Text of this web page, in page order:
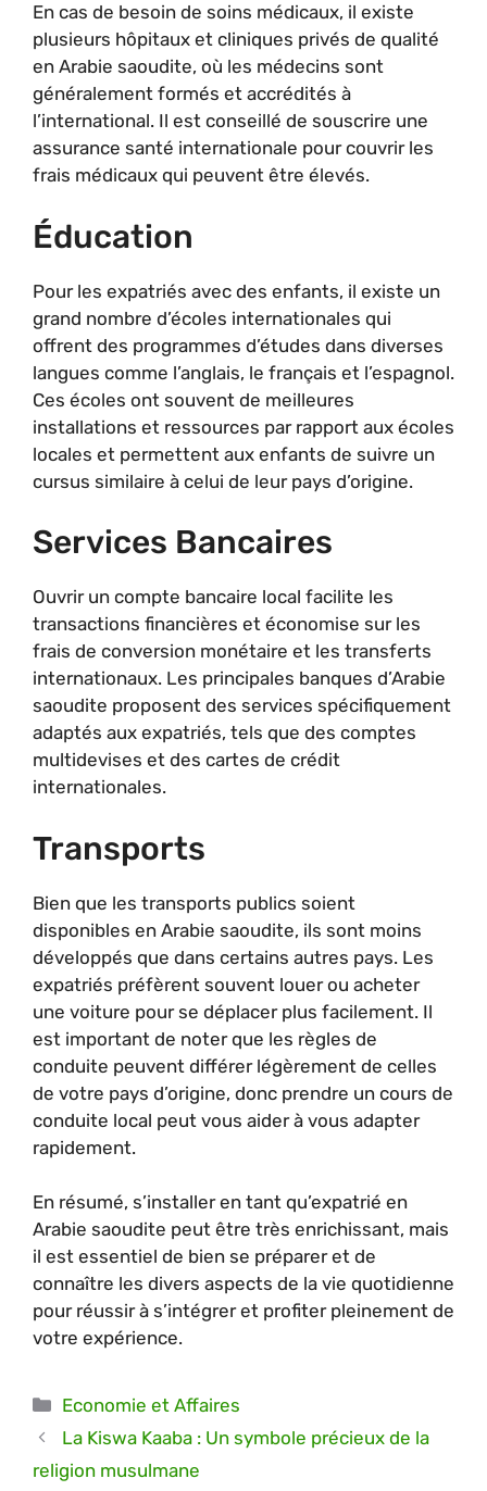
En cas de besoin de soins médicaux, il existe
plusieurs hôpitaux et cliniques privés de qualité
en Arabie saoudite, où les médecins sont
généralement formés et accrédités à
l’international. Il est conseillé de souscrire une
assurance santé internationale pour couvrir les
frais médicaux qui peuvent être élevés.
Éducation
Pour les expatriés avec des enfants, il existe un
grand nombre d’écoles internationales qui
offrent des programmes d’études dans diverses
langues comme l’anglais, le français et l’espagnol.
Ces écoles ont souvent de meilleures
installations et ressources par rapport aux écoles
locales et permettent aux enfants de suivre un
cursus similaire à celui de leur pays d’origine.
Services Bancaires
Ouvrir un compte bancaire local facilite les
transactions financières et économise sur les
frais de conversion monétaire et les transferts
internationaux. Les principales banques d’Arabie
saoudite proposent des services spécifiquement
adaptés aux expatriés, tels que des comptes
multidevises et des cartes de crédit
internationales.
Transports
Bien que les transports publics soient
disponibles en Arabie saoudite, ils sont moins
développés que dans certains autres pays. Les
expatriés préfèrent souvent louer ou acheter
une voiture pour se déplacer plus facilement. Il
est important de noter que les règles de
conduite peuvent différer légèrement de celles
de votre pays d’origine, donc prendre un cours de
conduite local peut vous aider à vous adapter
rapidement.
En résumé, s’installer en tant qu’expatrié en
Arabie saoudite peut être très enrichissant, mais
il est essentiel de bien se préparer et de
connaître les divers aspects de la vie quotidienne
pour réussir à s’intégrer et profiter pleinement de
votre expérience.
Catégories
Economie et Affaires
La Kiswa Kaaba : Un symbole précieux de la
religion musulmane